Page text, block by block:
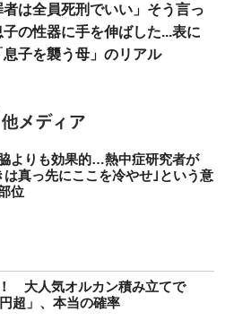
者は全員死刑でいい」そう言っ
の性器に手を伸ばした...表に
息子を襲う母」のリアル
よりも効果的…熱中症研究者が
は真っ先にここを冷やせ｣という意
位
大人気オルカン積み立てで
円超」、本当の確率